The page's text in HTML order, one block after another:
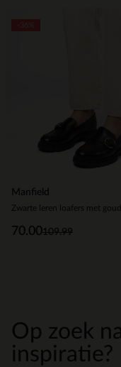
Manfield
109.99
70.00
Op zoek
inspiratie?